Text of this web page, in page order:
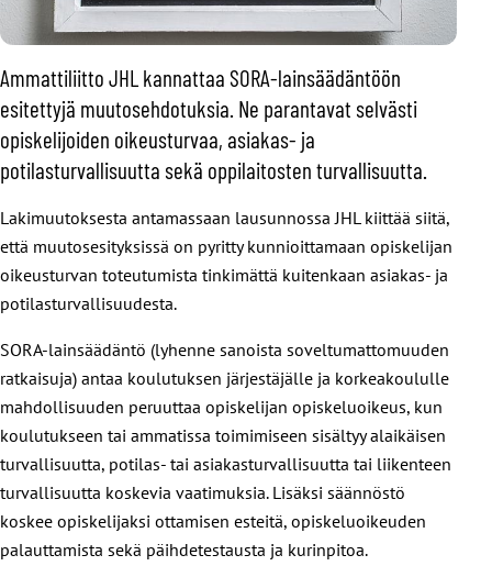
Ammattiliitto JHL kannattaa SORA-lainsäädäntöön
esitettyjä muutosehdotuksia. Ne parantavat selvästi
opiskelijoiden oikeusturvaa, asiakas- ja
potilasturvallisuutta sekä oppilaitosten turvallisuutta.
Lakimuutoksesta antamassaan lausunnossa JHL kiittää siitä,
että muutosesityksissä on pyritty kunnioittamaan opiskelijan
oikeusturvan toteutumista tinkimättä kuitenkaan asiakas- ja
potilasturvallisuudesta.
SORA-lainsäädäntö (lyhenne sanoista soveltumattomuuden
ratkaisuja) antaa koulutuksen järjestäjälle ja korkeakoululle
mahdollisuuden peruuttaa opiskelijan opiskeluoikeus, kun
koulutukseen tai ammatissa toimimiseen sisältyy alaikäisen
turvallisuutta, potilas- tai asiakasturvallisuutta tai liikenteen
turvallisuutta koskevia vaatimuksia. Lisäksi säännöstö
koskee opiskelijaksi ottamisen esteitä, opiskeluoikeuden
palauttamista sekä päihdetestausta ja kurinpitoa.